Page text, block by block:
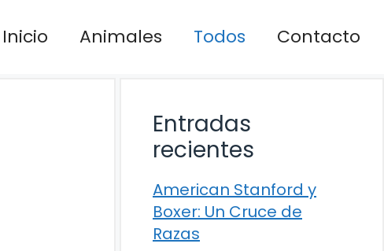
Inicio Animales Todos Contacto
Entradas
recientes
American Stanford y
Boxer: Un Cruce de
Razas